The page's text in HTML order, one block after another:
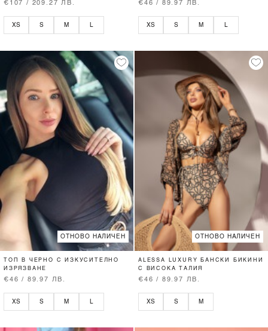
€107 / 209.27 ЛВ.
XS S M L
€46 / 89.97 ЛВ.
XS S M L
ОТНОВО НАЛИЧЕН
ТОП В ЧЕРНО С ИЗКУСИТЕЛНО
ИЗРЯЗВАНЕ
€46 / 89.97 ЛВ.
XS S M
ОТНОВО НАЛИЧЕН
ALESSA LUXURY БАНСКИ БИКИНИ
С ВИСОКА ТАЛИЯ
€46 / 89.97 ЛВ.
XS S M